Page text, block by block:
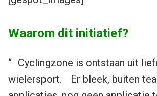
Waarom dit initiatief?
“ Cyclingzone is ontstaan uit
wielersport. Er bleek, buiten